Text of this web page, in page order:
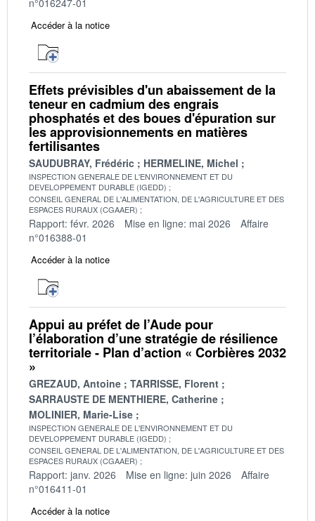
n°016247-01
Accéder à la notice
Effets prévisibles d'un abaissement de la
teneur en cadmium des engrais
phosphatés et des boues d'épuration sur
les approvisionnements en matières
fertilisantes
SAUDUBRAY, Frédéric HERMELINE, Michel
INSPECTION GENERALE DE L'ENVIRONNEMENT ET DU
DEVELOPPEMENT DURABLE (IGEDD)
CONSEIL GENERAL DE L'ALIMENTATION, DE L'AGRICULTURE ET DES
ESPACES RURAUX (CGAAER)
Rapport: févr. 2026 Mise en ligne: mai 2026
Affaire
n°016388-01
Accéder à la notice
Appui au préfet de l’Aude pour
l’élaboration d’une stratégie de résilience
territoriale - Plan d’action « Corbières 2032
»
GREZAUD, Antoine
TARRISSE, Florent
SARRAUSTE DE MENTHIERE, Catherine
MOLINIER, Marie-Lise
INSPECTION GENERALE DE L'ENVIRONNEMENT ET DU
DEVELOPPEMENT DURABLE (IGEDD)
CONSEIL GENERAL DE L'ALIMENTATION, DE L'AGRICULTURE ET DES
ESPACES RURAUX (CGAAER)
Rapport: janv. 2026 Mise en ligne: juin 2026
Affaire
n°016411-01
Accéder à la notice